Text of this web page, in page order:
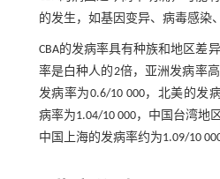
的发生，如基因变异、病毒感染
CBA的发病率具有种族和地区差
率是白种人的2倍，亚洲发病率
发病率为0.6/10 000，北美的发
病率为1.04/10 000，中国台湾地
中国上海的发病率约为1.09/10 000